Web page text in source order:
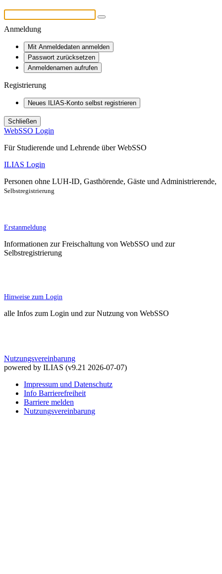
Anmeldung
Mit Anmeldedaten anmelden
Passwort zurücksetzen
Anmeldenamen aufrufen
Registrierung
Neues ILIAS-Konto selbst registrieren
Schließen
WebSSO Login
Für Studierende und Lehrende über WebSSO
ILIAS Login
Personen ohne LUH-ID, Gasthörende, Gäste und Administrierende,
Selbstregistrierung
Erstanmeldung
Informationen zur Freischaltung von WebSSO und zur
Selbstregistrierung
Hinweise zum Login
alle Infos zum Login und zur Nutzung von WebSSO
Nutzungsvereinbarung
powered by ILIAS (v9.21 2026-07-07)
Impressum und Datenschutz
Info Barrierefreiheit
Barriere melden
Nutzungsvereinbarung